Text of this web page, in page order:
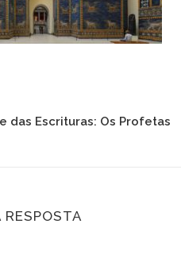
das Escrituras: Os Profetas
RESPOSTA